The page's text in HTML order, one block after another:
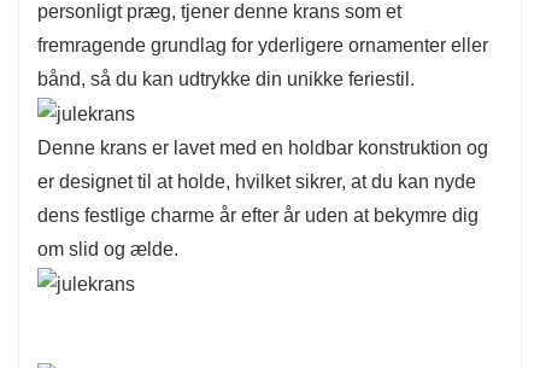
personligt præg, tjener denne krans som et
fremragende grundlag for yderligere ornamenter eller
bånd, så du kan udtrykke din unikke feriestil.
Denne krans er lavet med en holdbar konstruktion og
er designet til at holde, hvilket sikrer, at du kan nyde
dens festlige charme år efter år uden at bekymre dig
om slid og ælde.